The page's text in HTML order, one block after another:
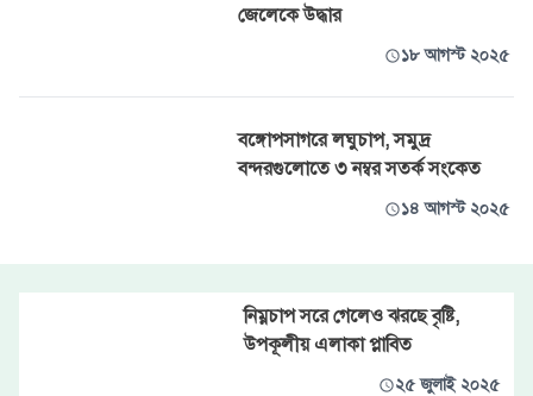
জেলেকে উদ্ধার
১৮ আগস্ট ২০২৫
বঙ্গোপসাগরে লঘুচাপ, সমুদ্র
বন্দরগুলোতে ৩ নম্বর সতর্ক সংকেত
১৪ আগস্ট ২০২৫
নিম্নচাপ সরে গেলেও ঝরছে বৃষ্টি,
উপকূলীয় এলাকা প্লাবিত
২৫ জুলাই ২০২৫